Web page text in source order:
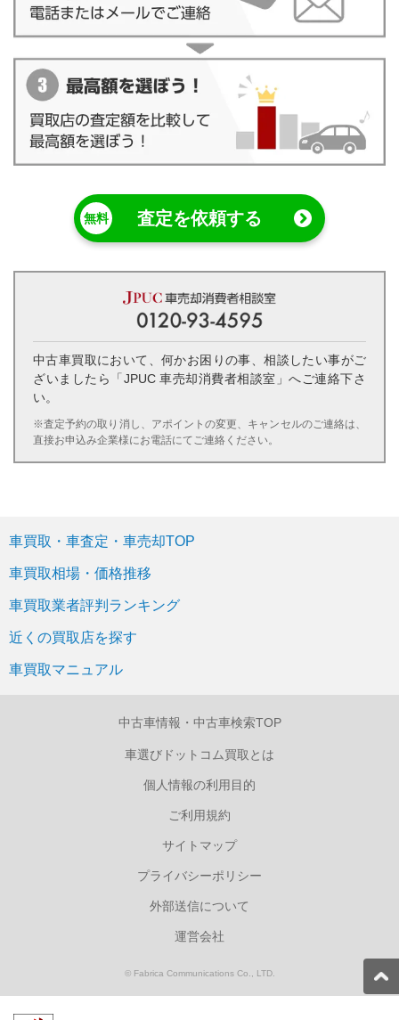
査定を依頼する
中古車買取において、何かお困りの事、相談したい事がご
ざいましたら「JPUC 車売却消費者相談室」へご連絡下さ
い。
※査定予約の取り消し、アポイントの変更、キャンセルのご連絡は、
直接お申込み企業様にお電話にてご連絡ください。
車買取・車査定・車売却TOP
車買取相場・価格推移
車買取業者評判ランキング
近くの買取店を探す
車買取マニュアル
中古車情報・中古車検索TOP
車選びドットコム買取とは
個人情報の利用目的
ご利用規約
サイトマップ
プライバシーポリシー
外部送信について
運営会社
© Fabrica Communications Co., LTD.